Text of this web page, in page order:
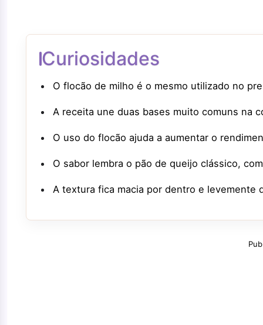
Curiosidades
O flocão de milho é o mesmo utilizado no
A receita une duas bases muito comuns na
O uso do flocão ajuda a aumentar o
O sabor lembra o pão de queijo clássico,
A textura fica macia por dentro e levemente